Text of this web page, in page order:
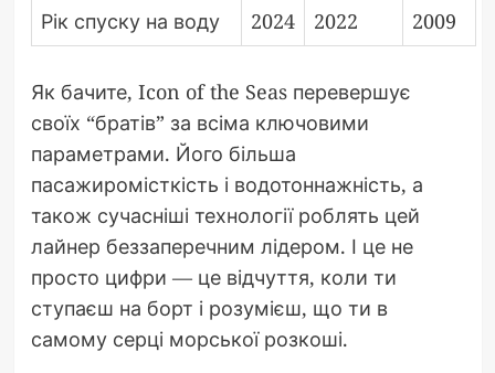
Рік спуску на воду
2024 2022 2009
Як бачите, Icon of the Seas перевершує
своїх “братів” за всіма ключовими
параметрами. Його більша
пасажиромісткість і водотоннажність, а
також сучасніші технології роблять цей
лайнер беззаперечним лідером. І це не
просто цифри — це відчуття, коли ти
ступаєш на борт і розумієш, що ти в
самому серці морської розкоші.